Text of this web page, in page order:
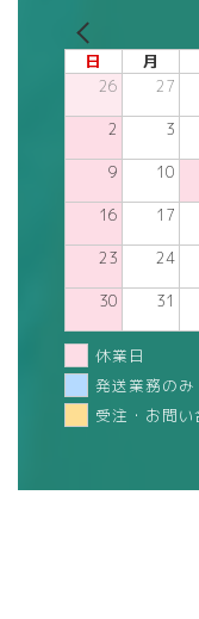
日 月
26 27
2 3
9 10
16 17
23 24
30 31
休業日
発送業務のみ
受注・お問